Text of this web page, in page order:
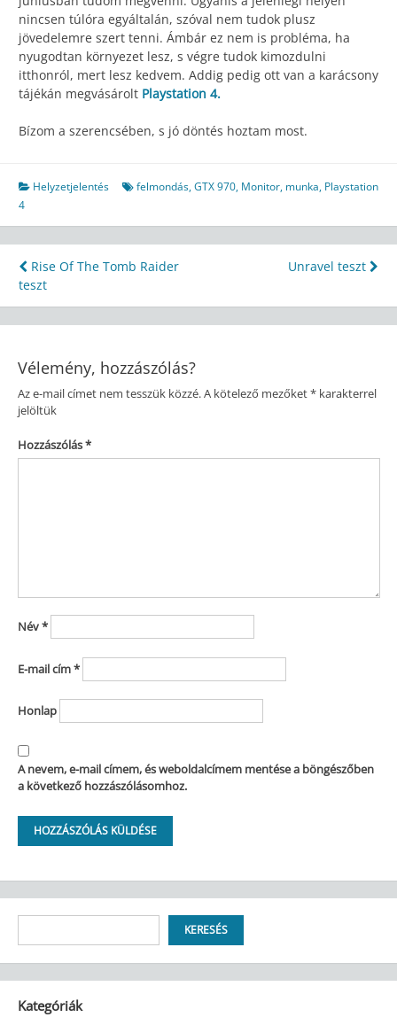
nincsen túlóra egyáltalán, szóval nem tudok plusz
jövedelemre szert tenni. Ámbár ez nem is probléma, ha
nyugodtan környezet lesz, s végre tudok kimozdulni
itthonról, mert lesz kedvem. Addig pedig ott van a karácsony
tájékán megvásárolt Playstation 4.
Bízom a szerencsében, s jó döntés hoztam most.
Helyzetjelentés felmondás,GTX 970, Monitor, munka, Playstation
4
Bejegyzés
navigáció
Rise Of The Tomb Raider
teszt
Unravel teszt
Vélemény, hozzászólás?
Az e-mail címet nem tesszük közzé.A kötelező mezőket*karakterrel
jelöltük
Hozzászólás*
Név*
E-mail cím*
Honlap
A nevem, e-mail címem, és weboldalcímem mentése a böngészőben
a következő hozzászólásomhoz.
KERESÉS
Kategóriák